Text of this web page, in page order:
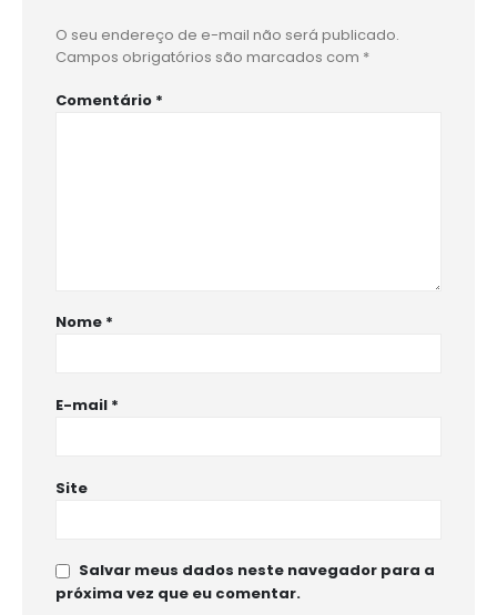
O seu endereço de e-mail não será publicado.
Campos obrigatórios são marcados com *
Comentário *
Nome *
E-mail *
Site
Salvar meus dados neste navegador para a
próxima vez que eu comentar.